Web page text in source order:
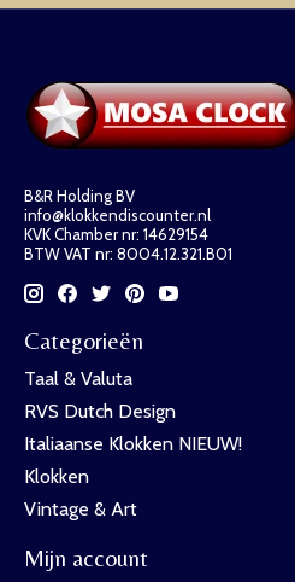
B&R Holding BV
info@klokkendiscounter.nl
KVK Chamber nr: 14629154
BTW VAT nr: 8004.12.321.B01
Categorieën
Taal & Valuta
RVS Dutch Design
Italiaanse Klokken NIEUW!
Klokken
Vintage & Art
Mijn account